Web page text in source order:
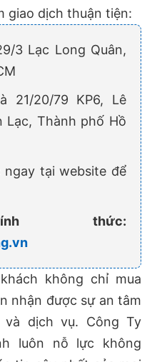
giao dịch thuận tiện:
3 Lạc Long Quân,
21/20/79 KP6, Lê
Lạc, Thành phố Hồ
ngay tại website để
thức:
không chỉ mua
nhận được sự an tâm
dịch vụ. Công Ty
luôn nỗ lực không